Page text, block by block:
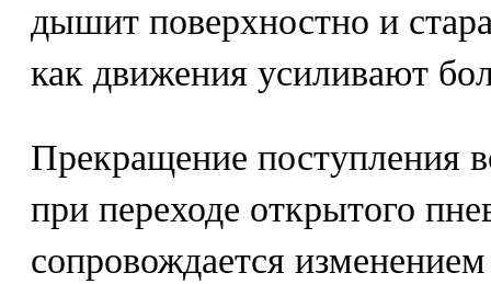
дышит поверхностно и
как движения усиливают
Прекращение поступления
при переходе открытого
сопровождается